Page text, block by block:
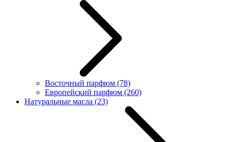
Восточный парфюм (78)
Европейский парфюм (260)
Натуральные масла (23)